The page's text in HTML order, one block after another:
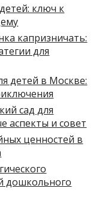
ключ к
капризничать:
для
детей в Москве:
сад для
аспекты и совет
ценностей в
дошкольного